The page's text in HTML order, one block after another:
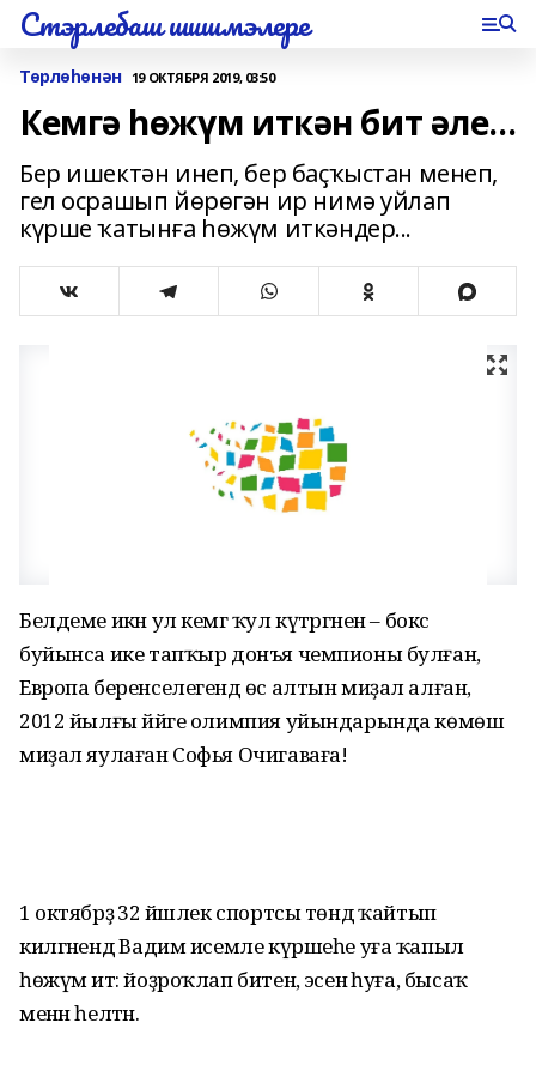
Стэрлебаш шишмэлере
Төрлөһөнән 19 ОКТЯБРЯ 2019, 03:50
Кемгә һөжүм иткән бит әле...
Бер ишектән инеп, бер баҫҡыстан менеп,
гел осрашып йөрөгән ир нимә уйлап
күрше ҡатынға һөжүм иткәндер...
Белдеме икән ул кемгә ҡул күтәргәнен – бокс
буйынса ике тапҡыр донъя чемпионы булған,
Европа беренселегендә өс алтын миҙал алған,
2012 йылғы йәйге олимпия уйындарында көмөш
миҙал яулаған Софья Очигаваға!
1 октябрҙә 32 йәшлек спортсы төндә ҡайтып
килгәнендә Вадим исемле күршеһе уға ҡапыл
һөжүм итә: йоҙроҡлап битенә, эсенә һуға, бысаҡ
менән һелтәнә.